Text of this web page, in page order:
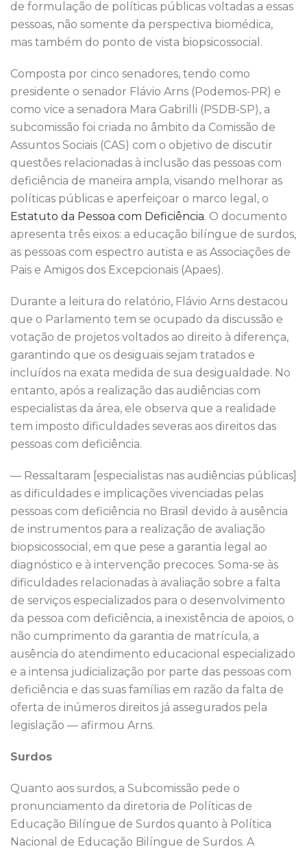
de formulação de políticas públicas voltadas a essas
pessoas, não somente da perspectiva biomédica,
mas também do ponto de vista biopsicossocial.
Composta por cinco senadores, tendo como
presidente o senador Flávio Arns (Podemos-PR) e
como vice a senadora Mara Gabrilli (PSDB-SP), a
subcomissão foi criada no âmbito da Comissão de
Assuntos Sociais (CAS) com o objetivo de discutir
questões relacionadas à inclusão das pessoas com
deficiência de maneira ampla, visando melhorar as
políticas públicas e aperfeiçoar o marco legal, o
Estatuto da Pessoa com Deficiência. O documento
apresenta três eixos: a educação bilíngue de surdos,
as pessoas com espectro autista e as Associações de
Pais e Amigos dos Excepcionais (Apaes).
Durante a leitura do relatório, Flávio Arns destacou
que o Parlamento tem se ocupado da discussão e
votação de projetos voltados ao direito à diferença,
garantindo que os desiguais sejam tratados e
incluídos na exata medida de sua desigualdade. No
entanto, após a realização das audiências com
especialistas da área, ele observa que a realidade
tem imposto dificuldades severas aos direitos das
pessoas com deficiência.
— Ressaltaram [especialistas nas audiências públicas]
as dificuldades e implicações vivenciadas pelas
pessoas com deficiência no Brasil devido à ausência
de instrumentos para a realização de avaliação
biopsicossocial, em que pese a garantia legal ao
diagnóstico e à intervenção precoces. Soma-se às
dificuldades relacionadas à avaliação sobre a falta
de serviços especializados para o desenvolvimento
da pessoa com deficiência, a inexistência de apoios, o
não cumprimento da garantia de matrícula, a
ausência do atendimento educacional especializado
e a intensa judicialização por parte das pessoas com
deficiência e das suas famílias em razão da falta de
oferta de inúmeros direitos já assegurados pela
legislação — afirmou Arns.
Surdos
Quanto aos surdos, a Subcomissão pede o
pronunciamento da diretoria de Políticas de
Educação Bilíngue de Surdos quanto à Política
Nacional de Educação Bilíngue de Surdos. A